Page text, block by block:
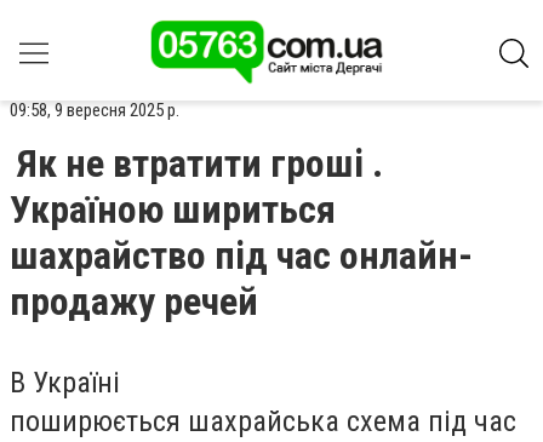
09:58, 9 вересня 2025 р.
Як не втратити гроші .
Україною шириться
шахрайство під час онлайн-
продажу речей
В Україні
поширюється шахрайська схема під час